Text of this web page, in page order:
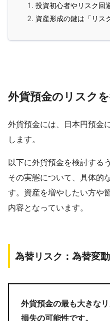
投資初心者やリスク回
資産形成の鍵は「リス
外貨預金のリスク
外貨預金には、日本円預金
します。
以下に外貨預金を検討する
その実態について、具体的
す。資産を増やしたい方や
内容となっています。
為替リスク：為替変
外貨預金の最も大きなリ
損失の可能性です。